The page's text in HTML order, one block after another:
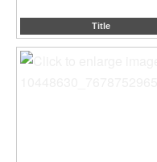
Title